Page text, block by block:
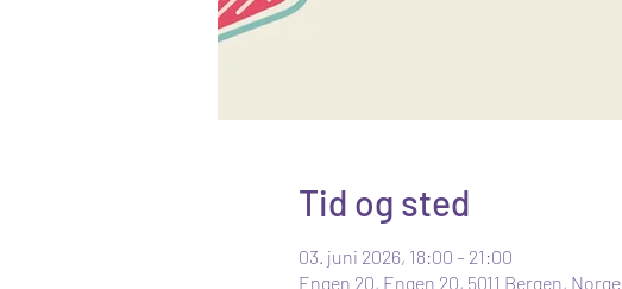
Tid og sted
03. juni 2026, 18:00 – 21:00
Engen 20, Engen 20, 5011 Bergen, Norge